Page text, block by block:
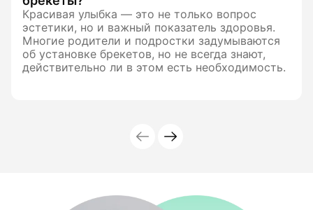
Красивая улыбка — это не только вопрос
эстетики, но и важный показатель здоровья.
Многие родители и подростки задумываются
об установке брекетов, но не всегда знают,
действительно ли в этом есть необходимость.